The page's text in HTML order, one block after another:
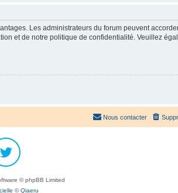
Les administrateurs du forum peuvent
et de notre politique de confidentialité. Veuillez
Nous contacter
© phpBB Limited
©Qiaeru